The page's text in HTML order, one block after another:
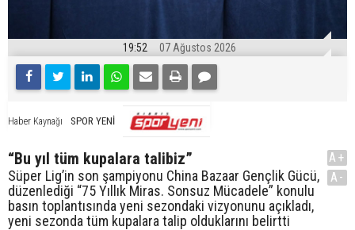
19:52 07 Ağustos 2026
Haber Kaynağı SPOR YENİ
“Bu yıl tüm kupalara talibiz”
Süper Lig’in son şampiyonu China Bazaar Gençlik Gücü,
düzenlediği “75 Yıllık Miras. Sonsuz Mücadele” konulu
basın toplantısında yeni sezondaki vizyonunu açıkladı,
yeni sezonda tüm kupalara talip olduklarını belirtti
A+
A-